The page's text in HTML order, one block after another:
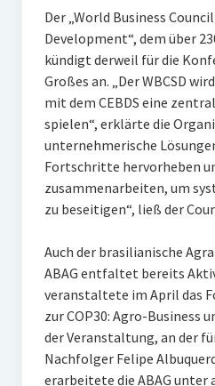
Der „World Business
Development“, dem über
kündigt derweil für die
Großes an. „Der WBCSD
mit dem CEBDS eine
spielen“, erklärte die
unternehmerische
Fortschritte hervorheben
zusammenarbeiten, um
zu beseitigen“, ließ der
Auch der brasilianische
ABAG entfaltet bereits
veranstaltete im April das
zur COP30: Agro-Business
der Veranstaltung, an der
Nachfolger Felipe
erarbeitete die ABAG unter